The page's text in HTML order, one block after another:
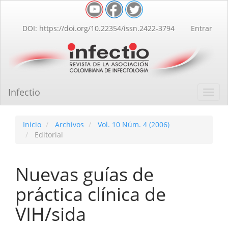
Contenido
principal
lateral
DOI: https://doi.org/10.22354/issn.2422-3794 Entrar
Infectio
Inicio Archivos
Vol. 10 Núm. 4 (2006)
Editorial
Nuevas guías de
práctica clínica de
VIH/sida